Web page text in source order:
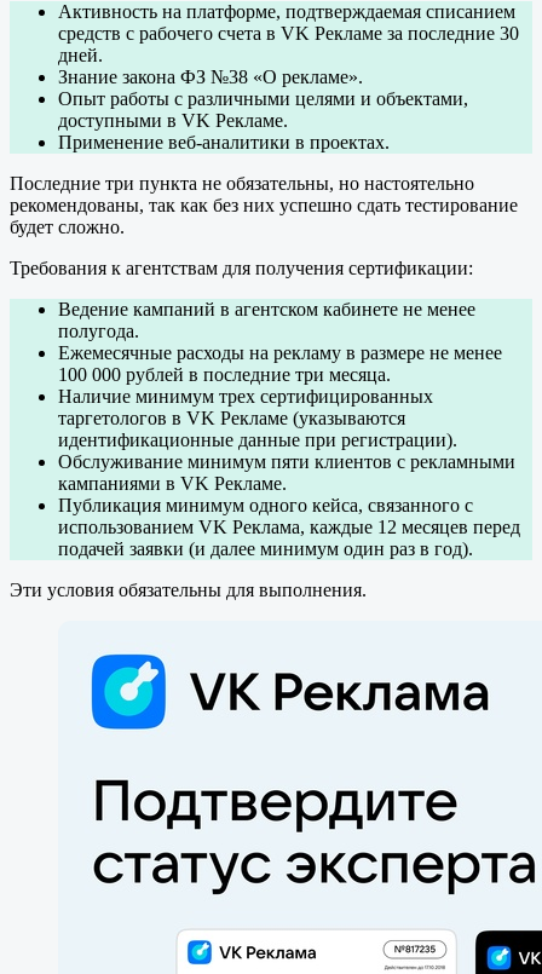
Активность на платформе, подтверждаемая списанием
средств с рабочего счета в VK Рекламе за последние 30
дней.
Знание закона ФЗ №38 «О рекламе».
Опыт работы с различными целями и объектами,
доступными в VK Рекламе.
Применение веб-аналитики в проектах.
Последние три пункта не обязательны, но настоятельно
рекомендованы, так как без них успешно сдать тестирование
будет сложно.
Требования к агентствам для получения сертификации:
Ведение кампаний в агентском кабинете не менее
полугода.
Ежемесячные расходы на рекламу в размере не менее
100 000 рублей в последние три месяца.
Наличие минимум трех сертифицированных
таргетологов в VK Рекламе (указываются
идентификационные данные при регистрации).
Обслуживание минимум пяти клиентов с рекламными
кампаниями в VK Рекламе.
Публикация минимум одного кейса, связанного с
использованием VK Реклама, каждые 12 месяцев перед
подачей заявки (и далее минимум один раз в год).
Эти условия обязательны для выполнения.